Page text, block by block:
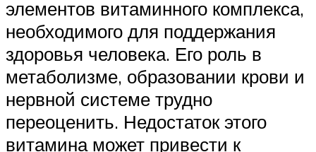
элементов витаминного комплекса,
необходимого для поддержания
здоровья человека. Его роль в
метаболизме, образовании крови и
нервной системе трудно
переоценить. Недостаток этого
витамина может привести к